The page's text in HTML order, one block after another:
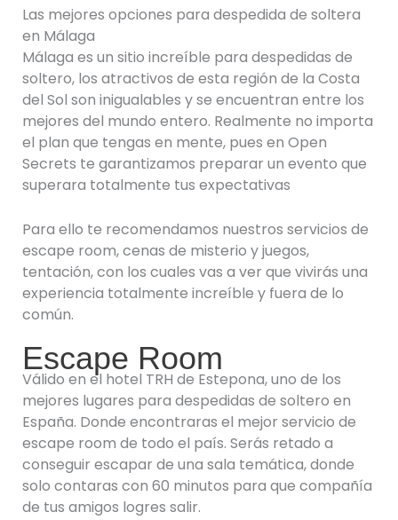
Las mejores opciones para despedida de soltera
en Málaga
Málaga es un sitio increíble para despedidas de
soltero, los atractivos de esta región de la Costa
del Sol son inigualables y se encuentran entre los
mejores del mundo entero. Realmente no importa
el plan que tengas en mente, pues en Open
Secrets te garantizamos preparar un evento que
superara totalmente tus expectativas
Para ello te recomendamos nuestros servicios de
escape room, cenas de misterio y juegos,
tentación, con los cuales vas a ver que vivirás una
experiencia totalmente increíble y fuera de lo
común.
Escape Room
Válido en el hotel TRH de Estepona, uno de los
mejores lugares para despedidas de soltero en
España. Donde encontraras el mejor servicio de
escape room de todo el país. Serás retado a
conseguir escapar de una sala temática, donde
solo contaras con 60 minutos para que compañía
de tus amigos logres salir.